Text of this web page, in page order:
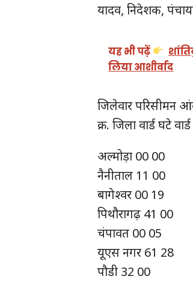
यादव, निदेशक,
यह भी पढ़ें
लिया आशीर्वाद
जिलेवार परिसीमन
क्र. जिला वार्ड घटे
अल्मोड़ा 00 00
नैनीताल 11 00
बागेश्वर 00 19
पिथौरागढ़ 41 00
चंपावत 00 05
यूएस नगर 61 28
पौडी 32 00